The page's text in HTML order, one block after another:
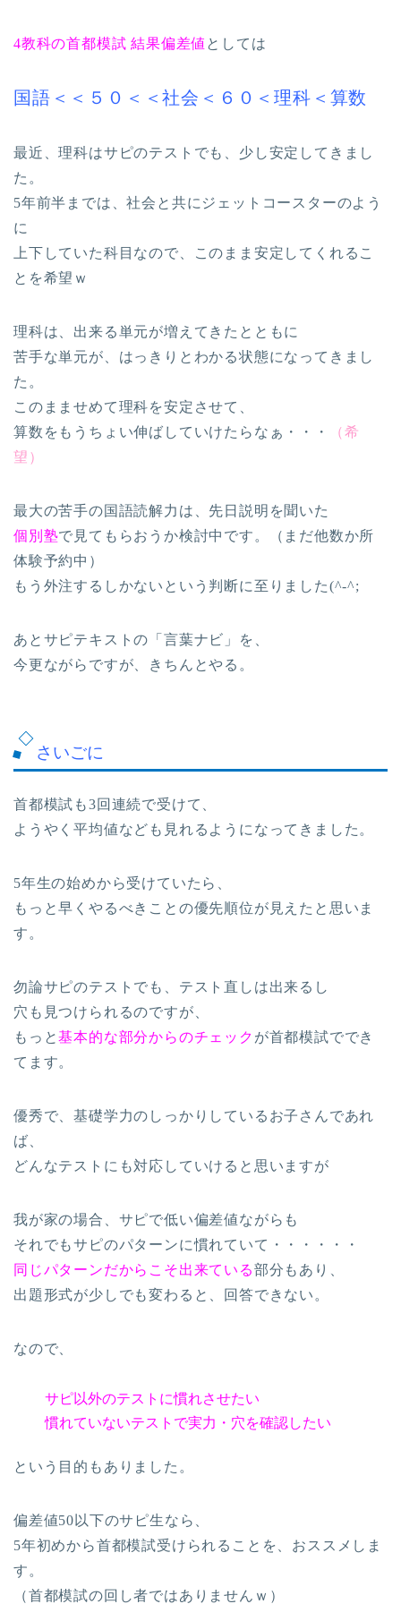
4教科の首都模試 結果偏差値 としては
国語＜＜５０＜＜社会＜６０＜理科＜算数
最近、理科はサピのテストでも、少し安定してきまし
た。
5年前半までは、社会と共にジェットコースターのよう
に
上下していた科目なので、このまま安定してくれるこ
とを希望ｗ
理科は、出来る単元が増えてきたとともに
苦手な単元が、はっきりとわかる状態になってきまし
た。
このまませめて理科を安定させて、
算数をもうちょい伸ばしていけたらなぁ・・・
（希
望）
最大の苦手の国語読解力は、先日説明を聞いた
個別塾で見てもらおうか検討中です。（まだ他数か所
体験予約中）
もう外注するしかないという判断に至りました(^-^;
あとサピテキストの「言葉ナビ」を、
今更ながらですが、きちんとやる。
さいごに
首都模試も3回連続で受けて、
ようやく平均値なども見れるようになってきました。
5年生の始めから受けていたら、
もっと早くやるべきことの優先順位が見えたと思いま
す。
勿論サピのテストでも、テスト直しは出来るし
穴も見つけられるのですが、
もっと基本的な部分からのチェック が首都模試ででき
てます。
優秀で、基礎学力のしっかりしているお子さんであれ
ば、
どんなテストにも対応していけると思いますが
我が家の場合、サピで低い偏差値ながらも
それでもサピのパターンに慣れていて・・・・・・
同じパターンだからこそ出来ている部分もあり、
出題形式が少しでも変わると、回答できない。
なので、
サピ以外のテストに慣れさせたい
慣れていないテストで実力・穴を確認したい
という目的もありました。
偏差値50以下のサピ生なら、
5年初めから首都模試受けられることを、おススメしま
す。
（首都模試の回し者ではありませんｗ）